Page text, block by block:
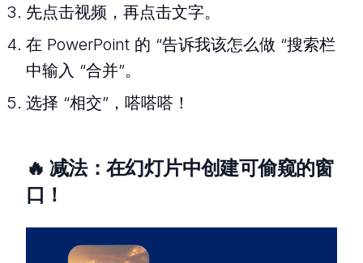
先点击视频，再点击文字。
在 PowerPoint 的 “告诉我该怎么做 “搜索栏
中输入 “合并”。
选择 “相交”，嗒嗒嗒！
🔥 减法：在幻灯片中创建可偷窥的窗
口！